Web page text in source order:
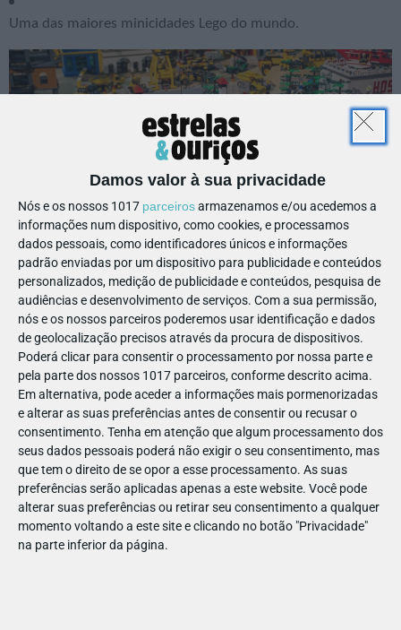
Damos valor à sua privacidade
Nós e os nossos 1017 parceirosarmazenamos e/ou acedemos a
informações num dispositivo, como cookies, e processamos
dados pessoais, como identificadores únicos e informações
padrão enviadas por um dispositivo para publicidade e conteúdos
personalizados, medição de publicidade e conteúdos, pesquisa de
audiências e desenvolvimento de serviços. Com a sua permissão,
nós e os nossos parceiros poderemos usar identificação e dados
de geolocalização precisos através da procura de dispositivos.
Poderá clicar para consentir o processamento por nossa parte e
pela parte dos nossos 1017 parceiros, conforme descrito acima.
Em alternativa, pode aceder a informações mais pormenorizadas
e alterar as suas preferências antes de consentir ou recusar o
consentimento. Tenha em atenção que algum processamento dos
seus dados pessoais poderá não exigir o seu consentimento, mas
que tem o direito de se opor a esse processamento. As suas
preferências serão aplicadas apenas a este website. Você pode
alterar suas preferências ou retirar seu consentimento a qualquer
momento voltando a este site e clicando no botão "Privacidade"
na parte inferior da página.
Uma das maiores minicidades Lego do mundo.
Esta é uma visita de estudo para alunos até ao 6.º ano, onde
podem aprender sobre o funcionamento de uma cidade e ver
de perto temas de urbanismo, cidadania e sustentabilidade,
com a orientação da nossa equipa especializada.
Visitas guiadas -Permitem descobrir cada construção e
compreender os conceitos que estão por detrás da
organização de uma cidade.
Playzone -Um espaço onde os alunos podem dar asas à
imaginação, construindo e explorando com peças LEGO.
Brickmaster -Uma experiência criativa, em que os